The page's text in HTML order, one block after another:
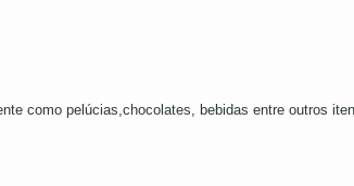
como pelúcias,chocolates, bebidas entre outros